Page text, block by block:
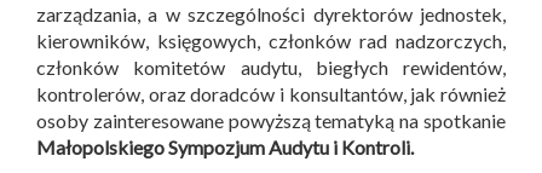
zarządzania, a w szczególności dyrektorów jednostek,
kierowników, księgowych, członków rad nadzorczych,
członków komitetów audytu, biegłych rewidentów,
kontrolerów, oraz doradców i konsultantów, jak również
osoby zainteresowane powyższą tematyką na spotkanie
Małopolskiego Sympozjum Audytu i Kontroli.